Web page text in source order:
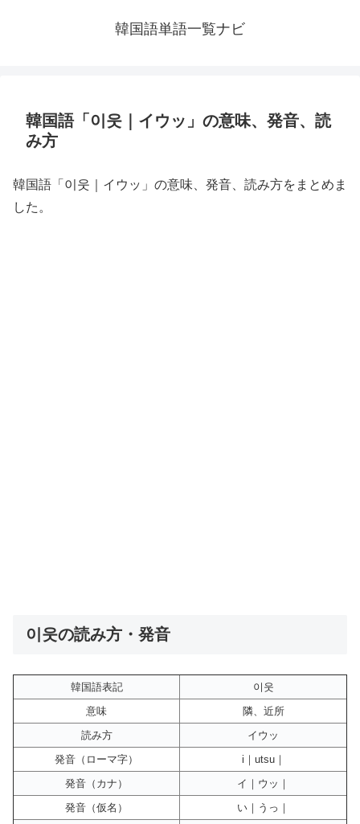
韓国語単語一覧ナビ
韓国語「이웃｜イウッ」の意味、発音、読
み方
韓国語「이웃｜イウッ」の意味、発音、読み方をまとめま
した。
이웃の読み方・発音
韓国語表記
이웃
意味
隣、近所
読み方
イウッ
発音（ローマ字）
i｜utsu｜
発音（カナ）
イ｜ウッ｜
発音（仮名）
い｜うっ｜